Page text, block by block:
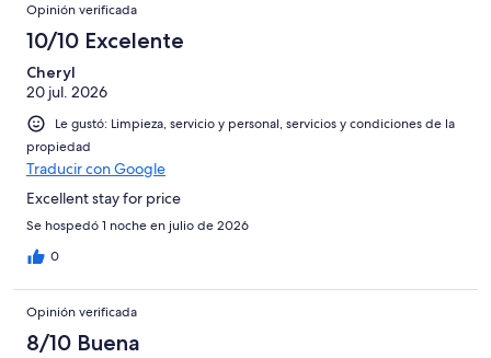
Opinión verificada
10/10 Excelente
Cheryl
20 jul. 2026
Le gustó: Limpieza, servicio y personal, servicios y condiciones de la
propiedad
Traducir con Google
Excellent stay for price
Se hospedó 1 noche en julio de 2026
0
Opinión verificada
8/10 Buena